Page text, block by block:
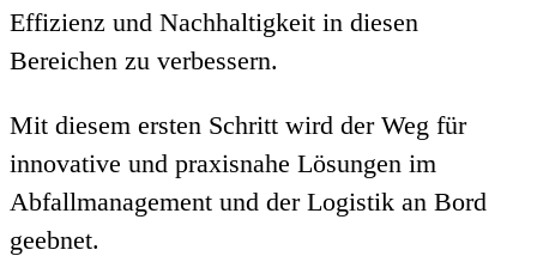
Effizienz und Nachhaltigkeit in diesen
Bereichen zu verbessern.
Mit diesem ersten Schritt wird der Weg für
innovative und praxisnahe Lösungen im
Abfallmanagement und der Logistik an Bord
geebnet.